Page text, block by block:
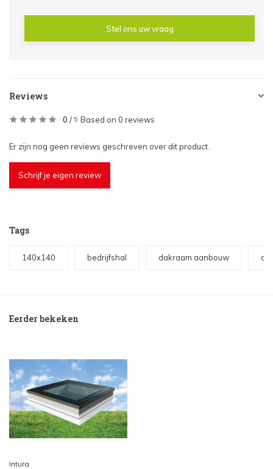
Stel ons uw vraag
Reviews
0 / 5 Based on 0 reviews
Er zijn nog geen reviews geschreven over dit product..
Schrijf je eigen review
Tags
140x140 bedrijfshal dakraam aanbouw
Eerder bekeken
Intura